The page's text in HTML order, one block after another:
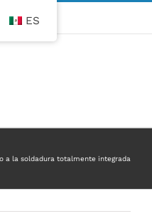
a la soldadura totalmente integrada
ES